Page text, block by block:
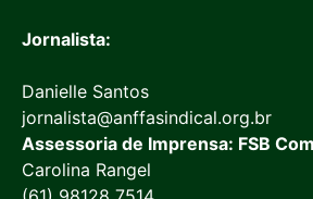
Jornalista:
Danielle Santos
jornalista@anffasindical.org.br
Assessoria de Imprensa: FSB
Carolina Rangel